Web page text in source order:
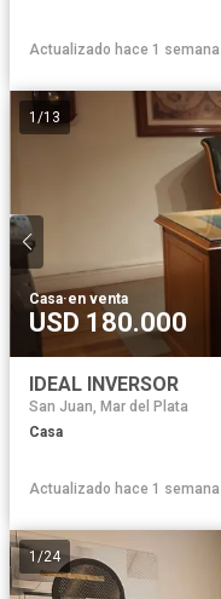
Actualizado hace 1 semana
1 /13
Casa·en venta
USD 180.000
IDEAL INVERSOR
San Juan, Mar del Plata
Casa
Actualizado hace 1 semana
1 /24